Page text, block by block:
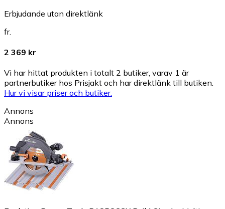
Erbjudande utan direktlänk
fr.
2 369 kr
Vi har hittat produkten i totalt 2 butiker, varav 1 är
partnerbutiker hos Prisjakt och har direktlänk till butiken.
Hur vi visar priser och butiker.
Annons
Annons